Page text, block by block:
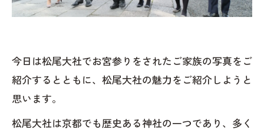
今日は松尾大社でお宮参りをされたご家族の写真をご
紹介するとともに、松尾大社の魅力をご紹介しようと
思います。
松尾大社は京都でも歴史ある神社の一つであり、多く